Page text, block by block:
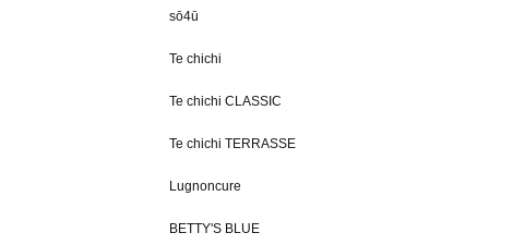
sō4ū
Te chichi
Te chichi CLASSIC
Te chichi TERRASSE
Lugnoncure
BETTY'S BLUE